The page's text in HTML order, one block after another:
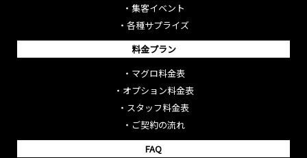
・ 集客イベント
・ 各種サプライズ
料金プラン
・ マグロ料金表
・ オプション料金表
・ スタッフ料金表
・ ご契約の流れ
FAQ